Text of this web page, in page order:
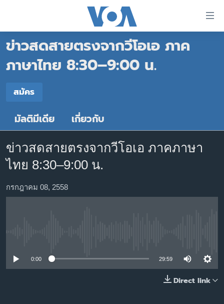
ต่อ
ไป
หลัก
หน้า
หลัก
ข้าม
ไป
การ
หน้าหลัก
โลก
เอเชีย
ไทย
ธุรกิจ
วิทยาศาสตร์
ไลฟ์สไตล์
ข่าวสดสายตรงจากวีโอเอ ภาค
ภาษาไทย 8:30–9:00 น.
สมัคร
สมัคร
มัลติมีเดีย เกี่ยวกับ
ข่าวสดสายตรงจากวีโอเอ ภาคภาษา
ไทย 8:30–9:00 น.
กรกฎาคม 08, 2558
0:00 29:59
Direct link